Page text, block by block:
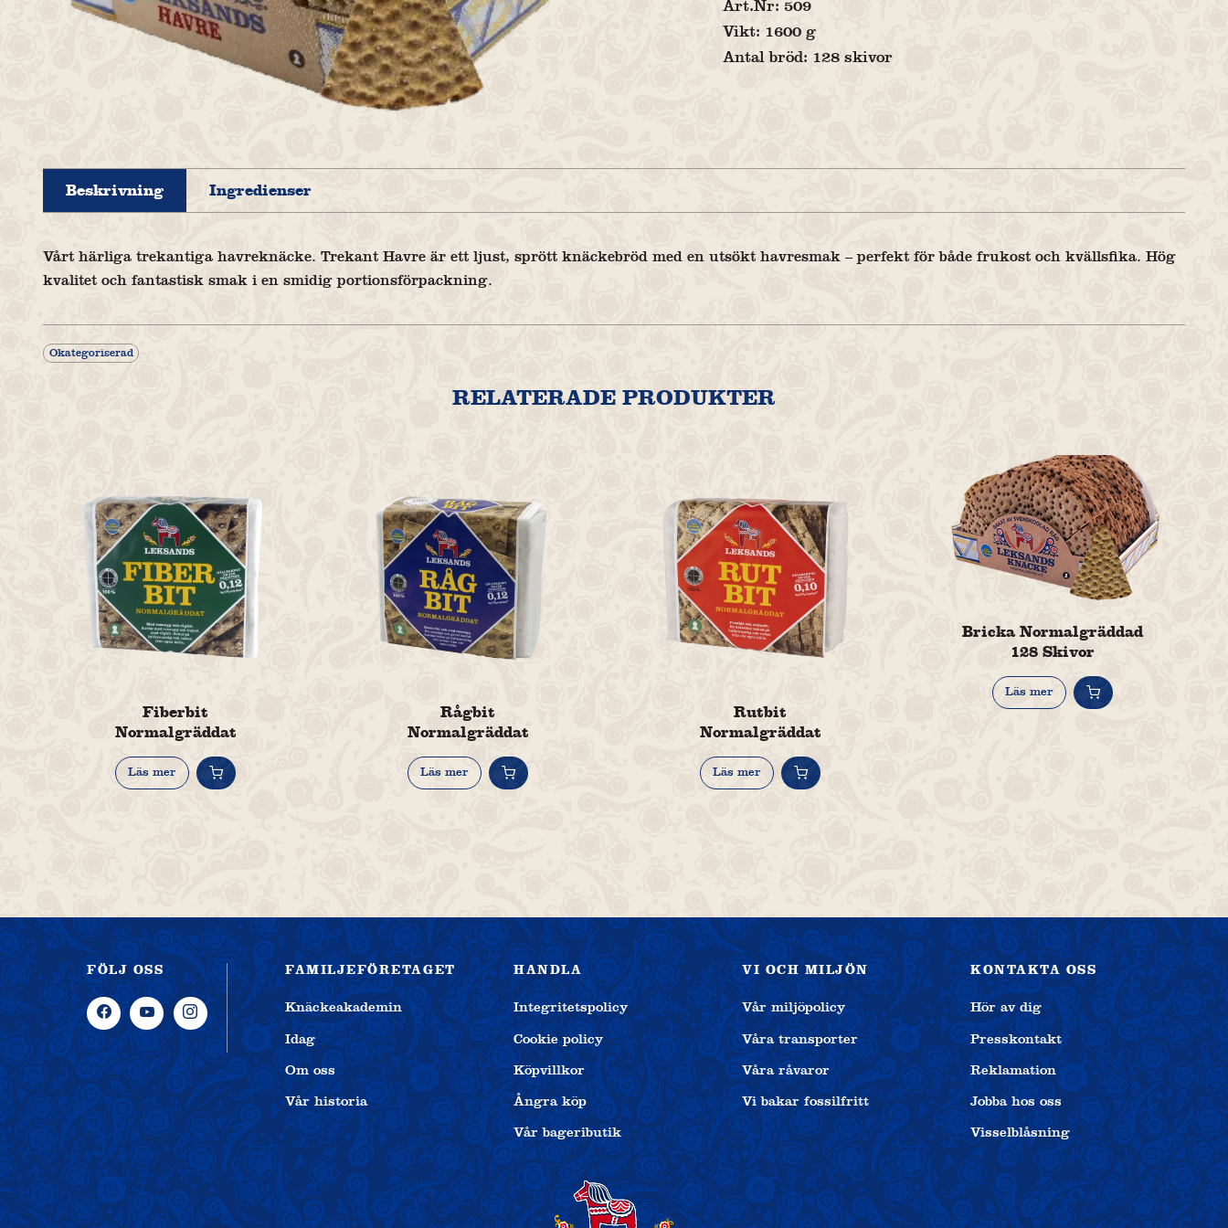
Art.Nr: 509
Vikt: 1600 g
Antal bröd: 128 skivor
Beskrivning Ingredienser
Vårt härliga trekantiga havreknäcke. Trekant Havre är ett ljust, sprött knäckebröd med en utsökt havresmak – perfekt för både frukost och kvällsfika. Hög
kvalitet och fantastisk smak i en smidig portionsförpackning.
Okategoriserad
RELATERADE PRODUKTER
Fiberbit
Normalgräddat
Läs mer
Rågbit
Normalgräddat
Läs mer
Rutbit
Normalgräddat
Läs mer
Bricka Normalgräddad
128 Skivor
Läs mer
FÖLJ OSS FAMILJEFÖRETAGET
Knäckeakademin
Idag
Om oss
Vår historia
HANDLA
Integritetspolicy
Cookie policy
Köpvillkor
Ångra köp
Vår bageributik
VI OCH MILJÖN
Vår miljöpolicy
Våra transporter
Våra råvaror
Vi bakar fossilfritt
KONTAKTA OSS
Hör av dig
Presskontakt
Reklamation
Jobba hos oss
Visselblåsning